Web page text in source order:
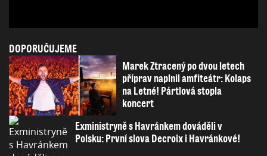
DOPORUČUJEME
Marek Ztracený po dvou letech
příprav naplnil amfiteátr: Kolaps
na Letné! Pártlová stopla
koncert
Exministryně s Havránkem dováděli v
Polsku: První slova Decroix i Havránkové!